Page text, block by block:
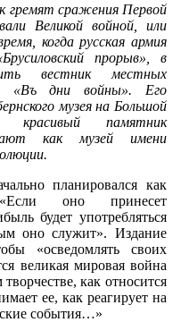
гремят сражения Первой
Великой войной, или
когда русская армия
прорыв», в
вестник местных
«Въ дни войны». Его
музея на Большой
красивый памятник
как музей имени
планировался как
«Если оно принесет
будет употребляться
оно служит». Издание
«осведомлять своих
великая мировая война
как относится
ее, как реагирует на
события…»